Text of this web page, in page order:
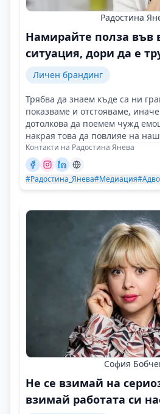
Радостина
Намирайте полза във
ситуация, дори да е
Личен брандинг
Трябва да знаем къде са ни
показваме и отстояваме,
дотолкова да поемем чужд
накрая това да повлияе на
Контакти на Радостина Янева
#Радостина_Янева#Медиация
София
Не се взимай на
взимай работата си